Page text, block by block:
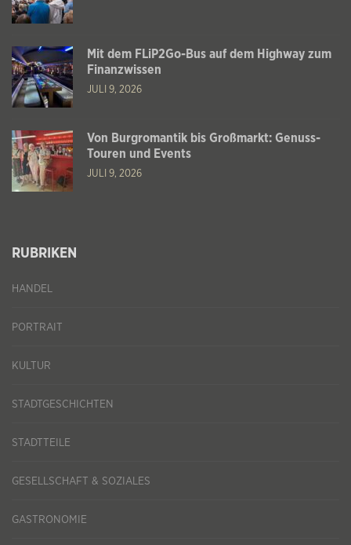
Mit dem FLiP2Go-Bus auf dem Highway zum
Finanzwissen
JULI 9, 2026
Von Burgromantik bis Großmarkt: Genuss-
Touren und Events
JULI 9, 2026
RUBRIKEN
HANDEL
PORTRAIT
KULTUR
STADTGESCHICHTEN
STADTTEILE
GESELLSCHAFT & SOZIALES
GASTRONOMIE